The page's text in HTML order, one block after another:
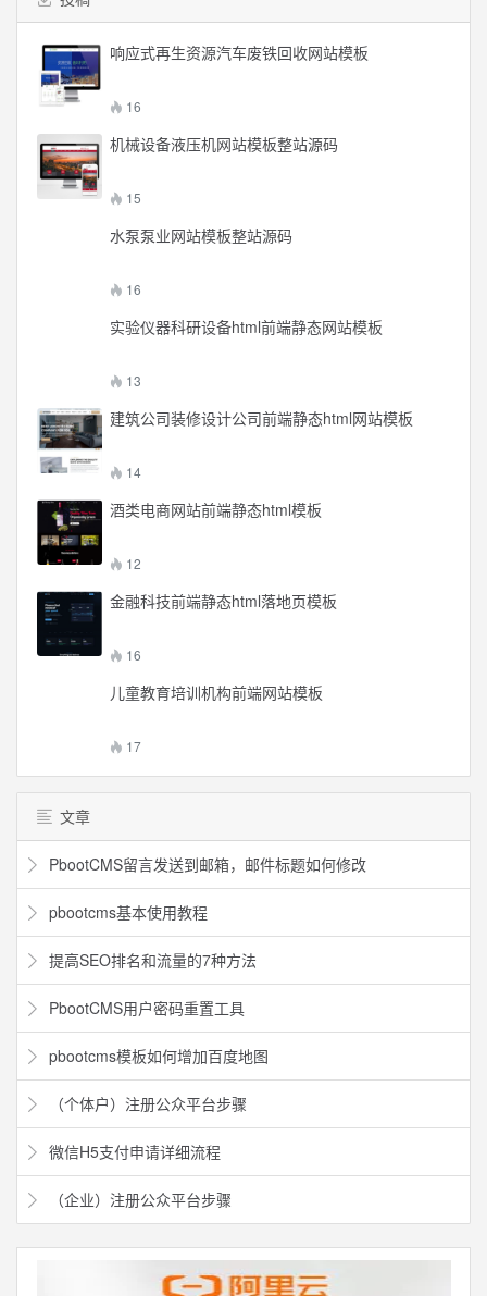
响应式再生资源汽车废铁回收网站模板
16
机械设备液压机网站模板整站源码
15
水泵泵业网站模板整站源码
16
实验仪器科研设备html前端静态网站模板
13
建筑公司装修设计公司前端静态html网站模板
14
酒类电商网站前端静态html模板
12
金融科技前端静态html落地页模板
16
儿童教育培训机构前端网站模板
17
文章
PbootCMS留言发送到邮箱，邮件标题如何修改
pbootcms基本使用教程
提高SEO排名和流量的7种方法
PbootCMS用户密码重置工具
pbootcms模板如何增加百度地图
（个体户）注册公众平台步骤
微信H5支付申请详细流程
（企业）注册公众平台步骤